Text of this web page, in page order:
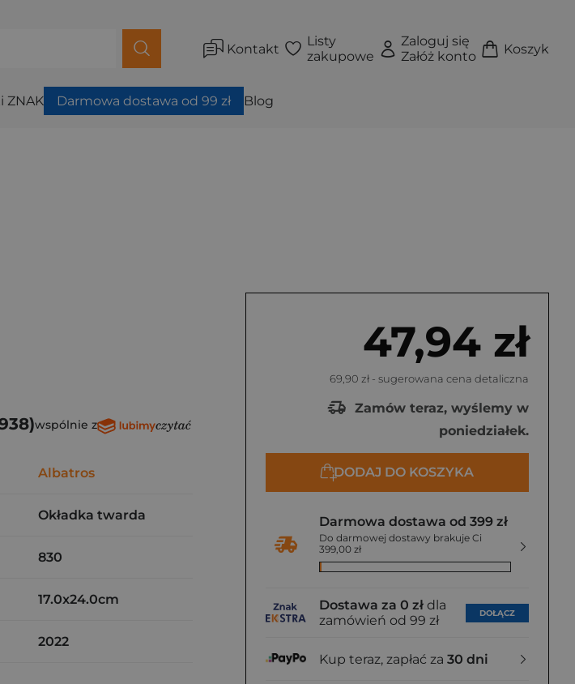
Kontakt
Listy
zakupowe
Zaloguj się
Załóż konto
Koszyk
ZNAK Darmowa dostawa od 99 zł Blog
47,94 zł
69,90 zł - sugerowana cena detaliczna
Zamów teraz, wyślemy w
poniedziałek.
DODAJ DO KOSZYKA
Darmowa dostawa od 399 zł
Do darmowej dostawy brakuje Ci
399,00 zł
Dostawa za 0 zł dla
zamówień od 99 zł
DOŁĄCZ
Kup teraz, zapłać za 30 dni
wspólnie z
Albatros
Okładka twarda
830
17.0x24.0cm
2022